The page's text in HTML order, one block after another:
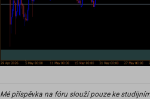
Mé příspěvka na fóru slouží pouze ke